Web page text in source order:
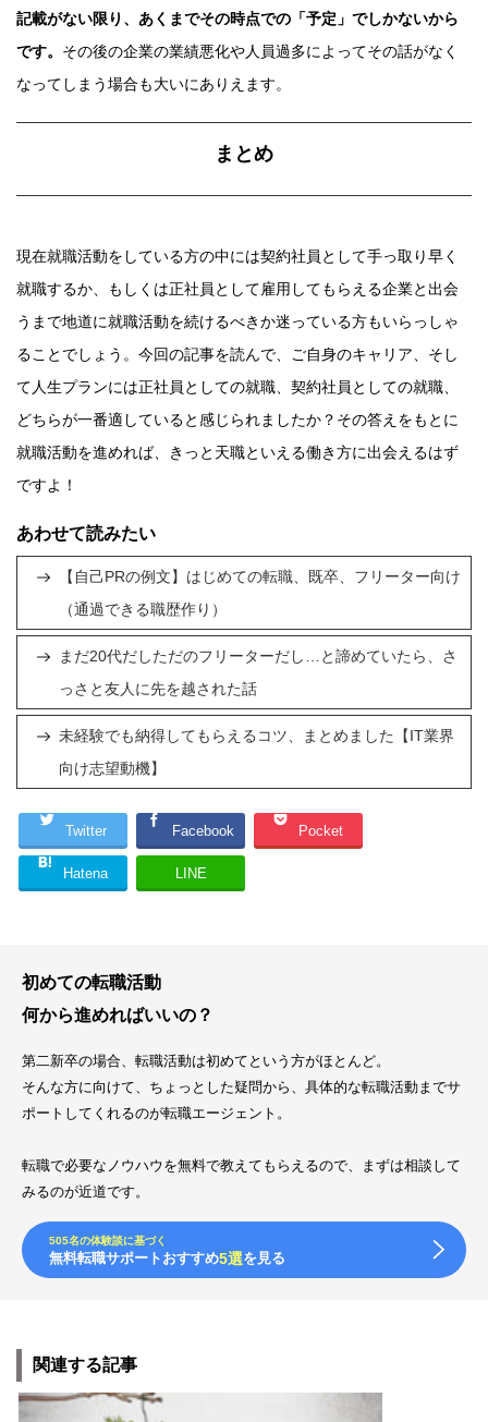
記載がない限り、あくまでその時点での「予定」でしかないから
です。 その後の企業の業績悪化や人員過多によってその話がなく
なってしまう場合も大いにありえます。
まとめ
現在就職活動をしている方の中には契約社員として手っ取り早く
就職するか、もしくは正社員として雇用してもらえる企業と出会
うまで地道に就職活動を続けるべきか迷っている方もいらっしゃ
ることでしょう。今回の記事を読んで、ご自身のキャリア、そし
て人生プランには正社員としての就職、契約社員としての就職、
どちらが一番適していると感じられましたか？その答えをもとに
就職活動を進めれば、きっと天職といえる働き方に出会えるはず
ですよ！
あわせて読みたい
【自己PRの例文】はじめての転職、既卒、フリーター向け
（通過できる職歴作り）
まだ20代だしただのフリーターだし…と諦めていたら、さ
っさと友人に先を越された話
未経験でも納得してもらえるコツ、まとめました【IT業界
向け志望動機】
Twitter Facebook Pocket
Hatena LINE
初めての転職活動
何から進めればいいの？
第二新卒の場合、転職活動は初めてという方がほとんど。
そんな方に向けて、ちょっとした疑問から、具体的な転職活動までサ
ポートしてくれるのが転職エージェント。
転職で必要なノウハウを無料で教えてもらえるので、まずは相談して
みるのが近道です。
505名の体験談に基づく
無料転職サポートおすすめ5選を見る
関連する記事